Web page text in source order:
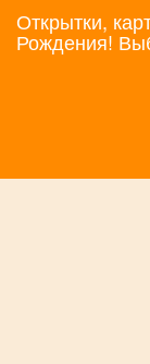
Открытки,
Рождения!